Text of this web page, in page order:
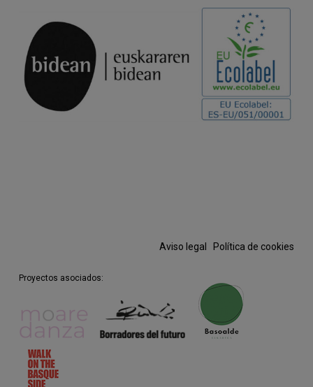
que llevo dentro o por lo menos lo que la
naturaleza me deja.
Luciana Croatto. Intérprete y Coreógrafa.
Formada en la escuela del Teatro Colón de
Buenos Aires y en la escuela Rudra
Bejart en Lausanne. Master de prácticas
escénicas y cultura visual por el Museo
a la excelencia artística. Desde 2015 es
co-fundadora de la compañía Artistas
Inflamables junto a Miguel Borges y
Samuel Retortillo y ha creado las obras
Archipiélago, Pointer, No se si llamar a mi
madre o tirar una bomba, Androgine mon
amour, The loser king, Goldfish y tentativas
de convertirse en árbol. Es co-directora del
Centro Coreográfico Rural de La Rioja y del
Festival Margen de artes vivas y naturaleza
Aviso legal Política de cookies
Proyectos asociados: